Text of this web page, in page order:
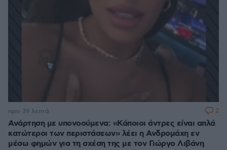
Ανάρτηση με υπονοούμενα: «Κάποιοι άντρες είναι απλά
κατώτεροι των περιστάσεων» λέει η Ανδρομάχη εν
μέσω φημών για τη σχέση της με τον Γιώργο Λιβάνη
πριν 39 λεπτά 2